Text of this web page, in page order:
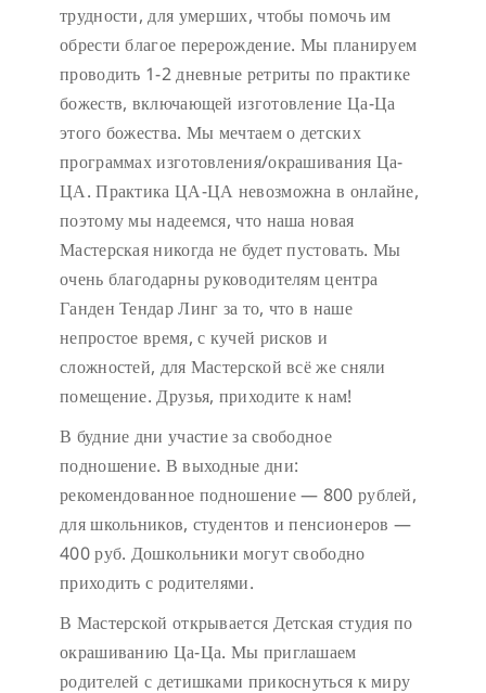
трудности, для умерших, чтобы помочь им
обрести благое перерождение. Мы планируем
проводить 1-2 дневные ретриты по практике
божеств, включающей изготовление Ца-Ца
этого божества. Мы мечтаем о детских
программах изготовления/окрашивания Ца-
ЦА. Практика ЦА-ЦА невозможна в онлайне,
поэтому мы надеемся, что наша новая
Мастерская никогда не будет пустовать. Мы
очень благодарны руководителям центра
Ганден Тендар Линг за то, что в наше
непростое время, с кучей рисков и
сложностей, для Мастерской всё же сняли
помещение. Друзья, приходите к нам!
В будние дни участие за свободное
подношение. В выходные дни:
рекомендованное подношение — 800 рублей,
для школьников, студентов и пенсионеров —
400 руб. Дошкольники могут свободно
приходить с родителями.
В Мастерской открывается Детская студия по
окрашиванию Ца-Ца. Мы приглашаем
родителей с детишками прикоснуться к миру